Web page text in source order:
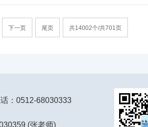
下一页 尾页 共14002个/共701页
：0512-68030333
(张老师)